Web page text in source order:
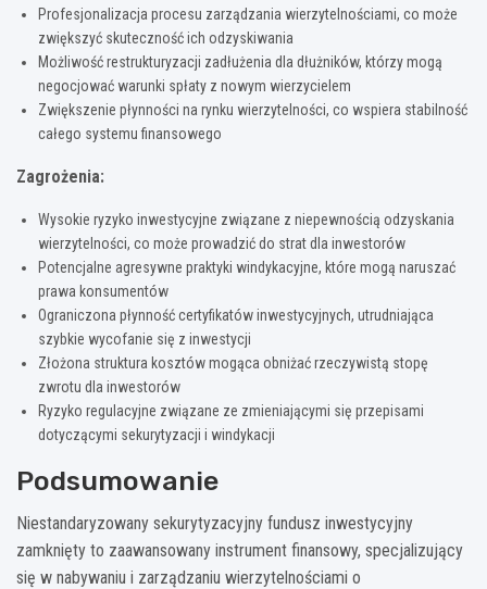
Profesjonalizacja procesu zarządzania wierzytelnościami, co może
zwiększyć skuteczność ich odzyskiwania
Możliwość restrukturyzacji zadłużenia dla dłużników, którzy mogą
negocjować warunki spłaty z nowym wierzycielem
Zwiększenie płynności na rynku wierzytelności, co wspiera stabilność
całego systemu finansowego
Zagrożenia:
Wysokie ryzyko inwestycyjne związane z niepewnością odzyskania
wierzytelności, co może prowadzić do strat dla inwestorów
Potencjalne agresywne praktyki windykacyjne, które mogą naruszać
prawa konsumentów
Ograniczona płynność certyfikatów inwestycyjnych, utrudniająca
szybkie wycofanie się z inwestycji
Złożona struktura kosztów mogąca obniżać rzeczywistą stopę
zwrotu dla inwestorów
Ryzyko regulacyjne związane ze zmieniającymi się przepisami
dotyczącymi sekurytyzacji i windykacji
Podsumowanie
Niestandaryzowany sekurytyzacyjny fundusz inwestycyjny
zamknięty to zaawansowany instrument finansowy, specjalizujący
się w nabywaniu i zarządzaniu wierzytelnościami o